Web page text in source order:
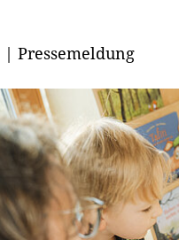
|Pressemeldung